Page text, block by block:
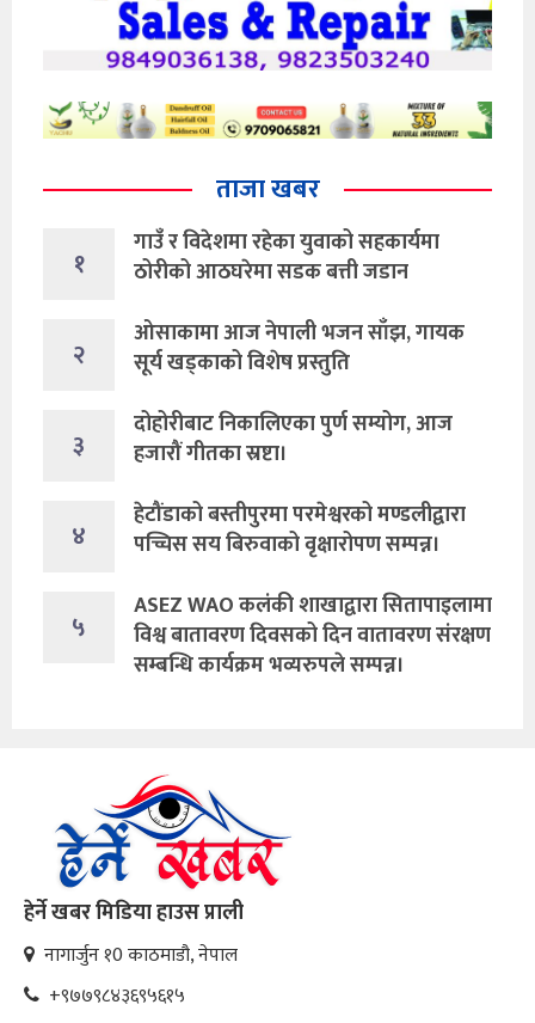
ताजा खबर
१
गाउँ र विदेशमा रहेका युवाको सहकार्यमा
ठोरीको आठघरेमा सडक बत्ती जडान
२
ओसाकामा आज नेपाली भजन साँझ, गायक
सूर्य खड्काको विशेष प्रस्तुति
३
दोहोरीबाट निकालिएका पुर्ण सम्योग, आज
हजारौं गीतका स्रष्टा।
४
हेटौंडाको बस्तीपुरमा परमेश्वरको मण्डलीद्वारा
पच्चिस सय बिरुवाको वृक्षारोपण सम्पन्न।
५
ASEZ WAO कलंकी शाखाद्वारा सितापाइलामा
विश्व बातावरण दिवसको दिन वातावरण संरक्षण
सम्बन्धि कार्यक्रम भव्यरुपले सम्पन्न।
हेर्ने खबर मिडिया हाउस प्राली
नागार्जुन १0 काठमाडौ, नेपाल
+९७७९८४३६९५६१५